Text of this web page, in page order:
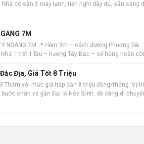
có sẵn 3 máy lạnh, tiện nghi đầy đủ, sẵn sàng
7M
NGANG 7M 📍 Hẻm 3m – cách đường Phương Sài
1 trệt 1 lầu – hướng Tây Bắc – sổ hồng hoàn
Địa, Giá Tốt 8 Triệu
Thám với mức giá hấp dẫn 8 triệu đồng/tháng. Vị trí
chân và gần Đại lộ Hòa Bình, dễ dàng di